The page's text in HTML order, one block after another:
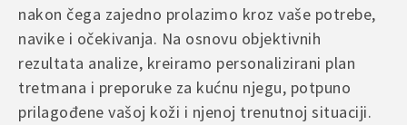
nakon čega zajedno prolazimo kroz vaše potrebe,
navike i očekivanja. Na osnovu objektivnih
rezultata analize, kreiramo personalizirani plan
tretmana i preporuke za kućnu njegu, potpuno
prilagođene vašoj koži i njenoj trenutnoj situaciji.